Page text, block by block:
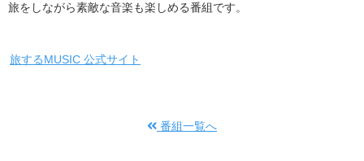
旅をしながら素敵な音楽も楽しめる番組です。
旅するMUSIC 公式サイト
番組一覧へ